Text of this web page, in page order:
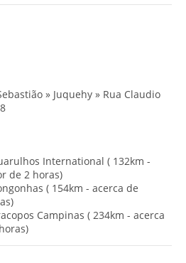
» Juquehy » Rua Claudio
International ( 132km -
de 2 horas)
( 154km - acerca de
Campinas ( 234km - acerca